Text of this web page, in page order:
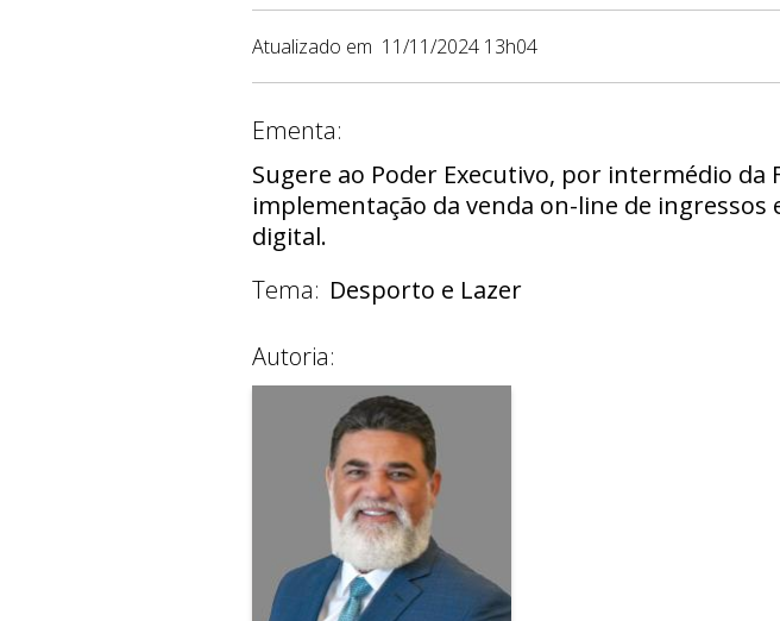
Atualizado em 11/11/2024 13h04
Ementa:
Sugere ao Poder Executivo, por intermédio da
implementação da venda on-line de
digital.
Tema: Desporto e Lazer
Autoria: